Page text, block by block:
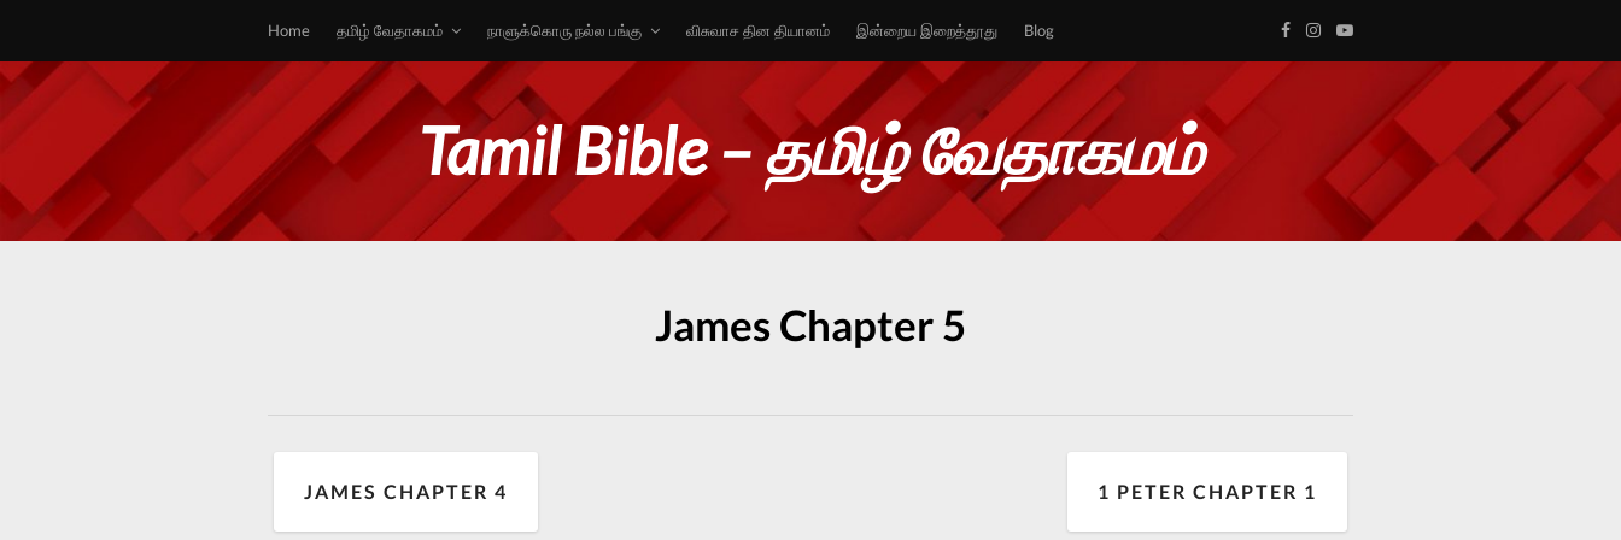
Home தமிழ் வேதாகமம் நாளுக்கொரு நல்ல பங்கு விசுவாச தின தியானம் இன்றைய இறைத்தூது Blog
Tamil Bible – தமிழ் வேதாகமம்
James Chapter 5
JAMES CHAPTER 4 1 PETER CHAPTER 1